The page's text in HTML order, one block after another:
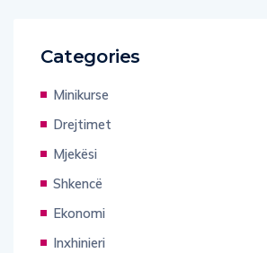
Categories
Minikurse
Drejtimet
Mjekësi
Shkencë
Ekonomi
Inxhinieri